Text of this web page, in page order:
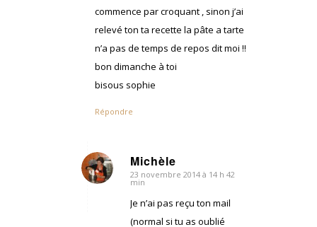
commence par croquant , sinon j’ai
relevé ton ta recette la pâte a tarte
n’a pas de temps de repos dit moi !!
bon dimanche à toi
bisous sophie
Répondre
Michèle
dit
23 novembre 2014 à 14 h 42
min
Je n’ai pas reçu ton mail
(normal si tu as oublié